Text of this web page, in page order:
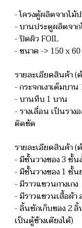
- โครงตู้ผลิตจากไม้
- บานประตูผลิตจาก
- ปิดผิว FOIL
- ขนาด -> 150 x 60
รายละเอียดสินค้า
- กระจกเงาเต็มบา
- บานทึบ 1 บาน
- รางเลื่อน เป็นรา
ติดขัด
รายละเอียดสินค้า (
- มีชั้นวางของ 3 ชั้
- มีชั้นวางของ 1 ชั้น
- มีราวแขวนกางเกง
- มีราวแขวนเสื้อผ้า
- ลิ้นชักเก็บของ 2
เป็นตู้ข้างเตียงได้)